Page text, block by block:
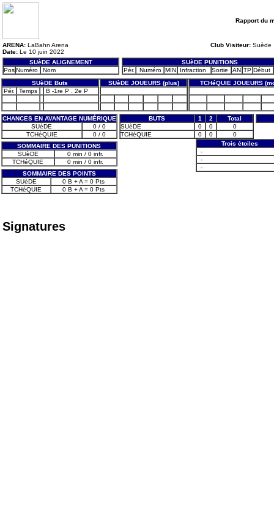
Rapport du
ARENA: LaBahn Arena
Date: Le 10 juin 2022
Club Visiteur: Suède
SUèDE ALIGNEMENT
PosNuméro Nom
SUèDE PUNITIONS
Pér.
Numéro MIN Infraction Sortie AN TP Début
SUèDE Buts
SUèDE JOUEURS (plus)
TCHéQUIE JOUEURS
Pér.
Temps B -1re P . 2e P
CHANCES EN AVANTAGE NUMÉRIQUE
SUèDE
0 / 0
TCHéQUIE
0 / 0
SOMMAIRE DES PUNITIONS
SUèDE
0 min / 0 infr.
TCHéQUIE
0 min / 0 infr.
SOMMAIRE DES POINTS
SUèDE
0 B + A = 0 Pts
TCHéQUIE
0 B + A = 0 Pts
BUTS 1 2
Total
SUèDE
0 0
0
TCHéQUIE
0 0
0
Trois étoiles
-
-
-
Signatures